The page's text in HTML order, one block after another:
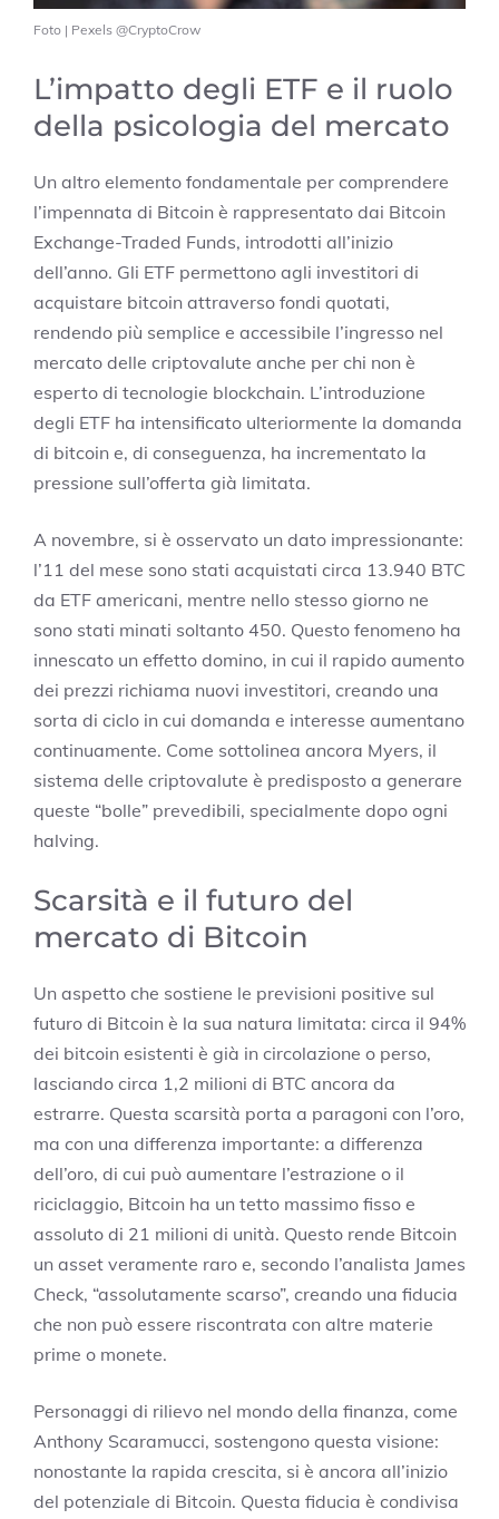
Foto | Pexels @CryptoCrow
L’impatto degli ETF e il ruolo
della psicologia del mercato
Un altro elemento fondamentale per comprendere
l’impennata di Bitcoin è rappresentato dai Bitcoin
Exchange-Traded Funds, introdotti all’inizio
dell’anno. Gli ETF permettono agli investitori di
acquistare bitcoin attraverso fondi quotati,
rendendo più semplice e accessibile l’ingresso nel
mercato delle criptovalute anche per chi non è
esperto di tecnologie blockchain. L’introduzione
degli ETF ha intensificato ulteriormente la domanda
di bitcoin e, di conseguenza, ha incrementato la
pressione sull’offerta già limitata.
A novembre, si è osservato un dato impressionante:
l’11 del mese sono stati acquistati circa 13.940 BTC
da ETF americani, mentre nello stesso giorno ne
sono stati minati soltanto 450. Questo fenomeno ha
innescato un effetto domino, in cui il rapido aumento
dei prezzi richiama nuovi investitori, creando una
sorta di ciclo in cui domanda e interesse aumentano
continuamente. Come sottolinea ancora Myers, il
sistema delle criptovalute è predisposto a generare
queste “bolle” prevedibili, specialmente dopo ogni
halving.
Scarsità e il futuro del
mercato di Bitcoin
Un aspetto che sostiene le previsioni positive sul
futuro di Bitcoin è la sua natura limitata: circa il 94%
dei bitcoin esistenti è già in circolazione o perso,
lasciando circa 1,2 milioni di BTC ancora da
estrarre. Questa scarsità porta a paragoni con l’oro,
ma con una differenza importante: a differenza
dell’oro, di cui può aumentare l’estrazione o il
riciclaggio, Bitcoin ha un tetto massimo fisso e
assoluto di 21 milioni di unità. Questo rende Bitcoin
un asset veramente raro e, secondo l’analista James
Check, “assolutamente scarso”, creando una fiducia
che non può essere riscontrata con altre materie
prime o monete.
Personaggi di rilievo nel mondo della finanza, come
Anthony Scaramucci, sostengono questa visione:
nonostante la rapida crescita, si è ancora all’inizio
del potenziale di Bitcoin. Questa fiducia è condivisa